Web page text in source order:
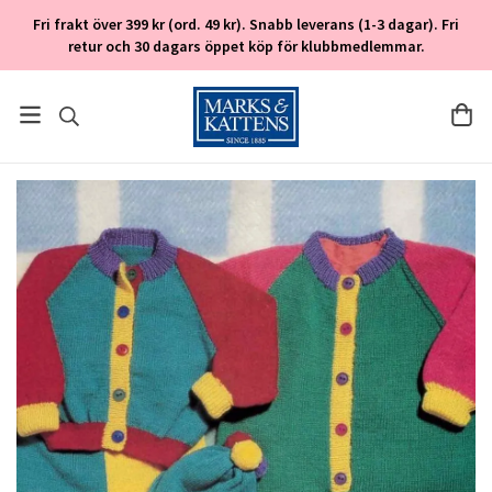
Fri frakt över 399 kr (ord. 49 kr). Snabb leverans (1-3 dagar). Fri
retur och 30 dagars öppet köp för klubbmedlemmar.